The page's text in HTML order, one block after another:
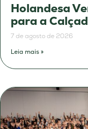
Holandesa
para a
7 de agosto de 2026
Leia mais »